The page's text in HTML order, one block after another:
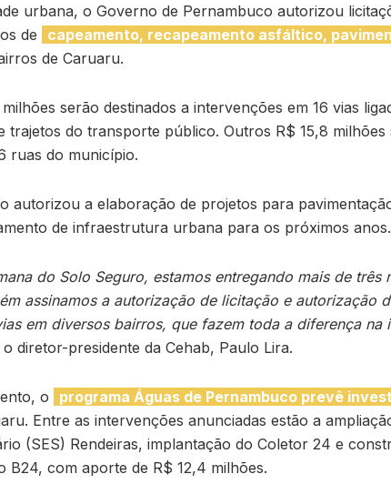
urbana, o Governo de Pernambuco autorizou
de
capeamento, recapeamento asfáltico,
de Caruaru.
serão destinados a intervenções em 16 vias
trajetos do transporte público. Outros R$ 15,8 milhões
ruas do município.
autorizou a elaboração de projetos para
de infraestrutura urbana para os próximos anos.
do Solo Seguro, estamos entregando mais de três
assinamos a autorização de licitação e autorização
em diversos bairros, que fazem toda a diferença na
o diretor-presidente da Cehab, Paulo Lira.
o
programa Águas de Pernambuco prevê
Entre as intervenções anunciadas estão a
(SES) Rendeiras, implantação do Coletor 24 e
B24, com aporte de R$ 12,4 milhões.